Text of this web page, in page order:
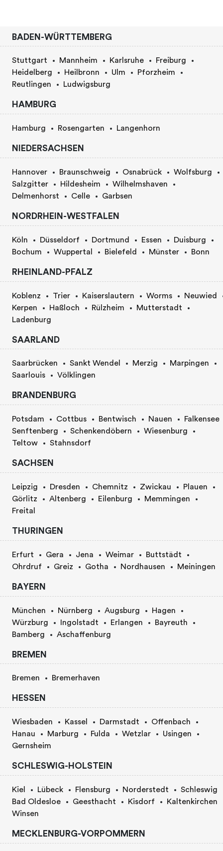
BADEN-WÜRTTEMBERG
Stuttgart Mannheim Karlsruhe
Freiburg
Heidelberg
Heilbronn Ulm
Pforzheim
Reutlingen
Ludwigsburg
HAMBURG
Hamburg Rosengarten Langenhorn
NIEDERSACHSEN
Hannover Braunschweig Osnabrück
Wolfsburg
Salzgitter
Hildesheim
Wilhelmshaven
Delmenhorst
Celle Garbsen
NORDRHEIN-WESTFALEN
Köln Düsseldorf Dortmund Essen
Duisburg
Bochum
Wuppertal Bielefeld Münster Bonn
RHEINLAND-PFALZ
Koblenz Trier Kaiserslautern Worms
Neuwied
Kerpen
Haßloch Rülzheim
Mutterstadt
Ladenburg
SAARLAND
Saarbrücken Sankt Wendel Merzig
Marpingen
Saarlouis
Völklingen
BRANDENBURG
Potsdam Cottbus Bentwisch Nauen
Falkensee
Senftenberg
Schenkendöbern
Wiesenburg
Teltow
Stahnsdorf
SACHSEN
Leipzig Dresden Chemnitz Zwickau
Plauen
Görlitz
Altenberg Eilenburg
Memmingen
Freital
THURINGEN
Erfurt Gera Jena Weimar
Buttstädt
Ohrdruf
Greiz Gotha Nordhausen Meiningen
BAYERN
München Nürnberg Augsburg
Hagen
Würzburg
Ingolstadt Erlangen
Bayreuth
Bamberg
Aschaffenburg
BREMEN
Bremen Bremerhaven
HESSEN
Wiesbaden Kassel Darmstadt
Offenbach
Hanau
Marburg Fulda Wetzlar
Usingen
Gernsheim
SCHLESWIG-HOLSTEIN
Kiel Lübeck Flensburg Norderstedt
Schleswig
Bad Oldesloe
Geesthacht Kisdorf
Kaltenkirchen
Winsen
MECKLENBURG-VORPOMMERN